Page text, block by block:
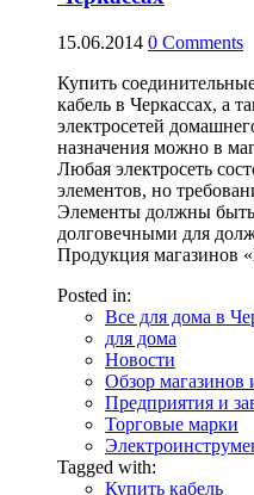
15.06.2014 0 Comments
Купить
кабель в Черкассах, а
электросетей
назначения можно в
Любая электросеть
элементов, но
Элементы должны
долговечными для
Продукция магазинов
Posted in:
Все для дома в
для дома
Новости
Обзор магазинов
Предприятия и
Торговые марки
Tagged with:
Купить кабель